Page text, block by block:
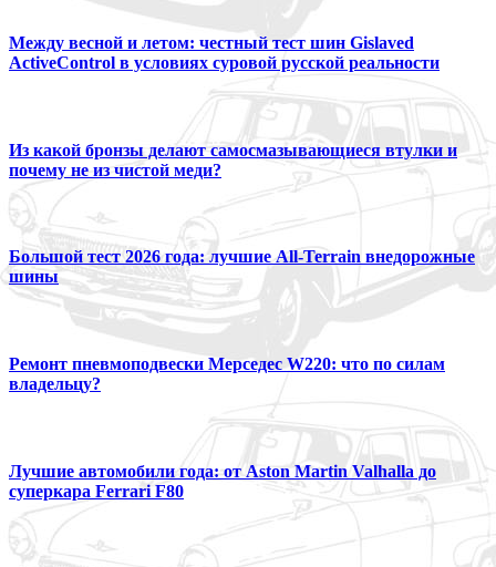
Между весной и летом: честный тест шин Gislaved
ActiveControl в условиях суровой русской реальности
Из какой бронзы делают самосмазывающиеся втулки и
почему не из чистой меди?
Большой тест 2026 года: лучшие All-Terrain внедорожные
шины
Ремонт пневмоподвески Мерседес W220: что по силам
владельцу?
Лучшие автомобили года: от Aston Martin Valhalla до
суперкара Ferrari F80